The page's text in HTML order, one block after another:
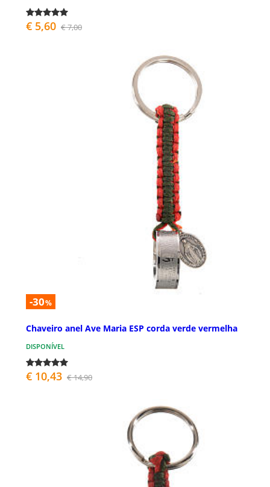
€ 5,60 € 7,00
-30%
Chaveiro anel Ave Maria ESP corda verde vermelha
DISPONÍVEL
€ 10,43 € 14,90